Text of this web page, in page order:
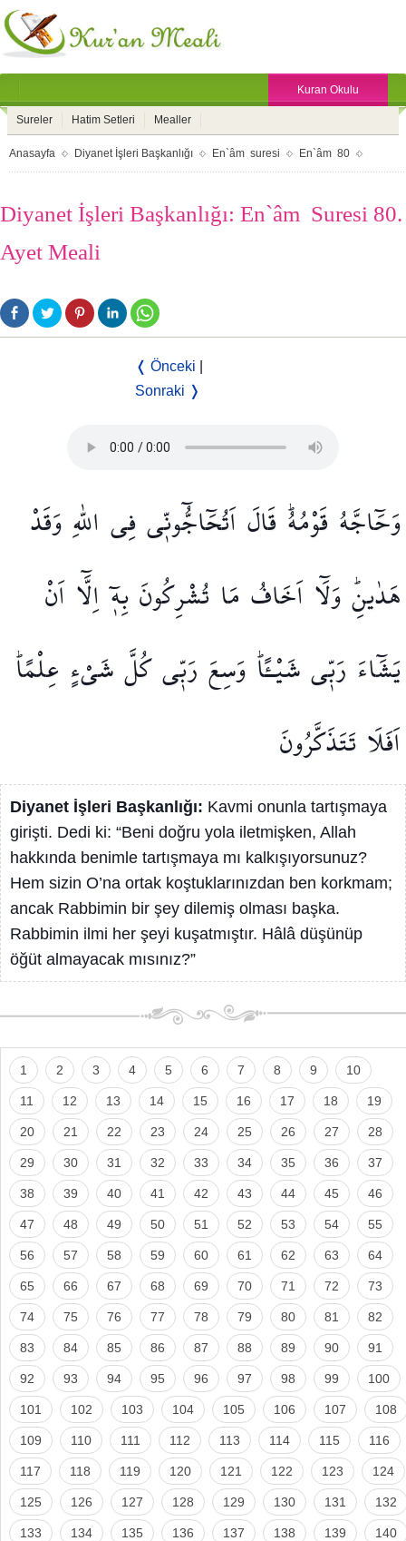
Kuran Okulu
Sureler Hatim Setleri Mealler
Anasayfa Diyanet İşleri Başkanlığı En`âm suresi En`âm 80
Diyanet İşleri Başkanlığı: En`âm Suresi 80.
Ayet Meali
❬ Önceki
Sonraki ❭
وَحَٓاجَّهُ قَوْمُهُۜ قَالَاَتُحَٓاجُّٓونّ۪يفِي اللّٰهِوَقَدْ
هَدٰينِۜوَلَٓا اَخَافُ مَا تُشْرِكُونَبِه۪ٓاِلَّٓا اَنْ
يَشَٓاءَ رَبّ۪يشَيْـًٔاۜ وَسِعَ رَبّ۪يكُلَّشَيْءٍ عِلْمًاۜ
اَفَلَا تَتَذَكَّرُونَ
Diyanet İşleri Başkanlığı: Kavmi onunla tartışmaya
girişti. Dedi ki: “Beni doğru yola iletmişken, Allah
hakkında benimle tartışmaya mı kalkışıyorsunuz?
Hem sizin O’na ortak koştuklarınızdan ben korkmam;
ancak Rabbimin bir şey dilemiş olması başka.
Rabbimin ilmi her şeyi kuşatmıştır. Hâlâ düşünüp
öğüt almayacak mısınız?”
1 2 3 4 5 6 7 8 9 10
11 12 13 14 15 16 17 18 19
20 21 22 23 24 25 26 27 28
29 30 31 32 33 34 35 36 37
38 39 40 41 42 43 44 45 46
47 48 49 50 51 52 53 54 55
56 57 58 59 60 61 62 63 64
65 66 67 68 69 70 71 72 73
74 75 76 77 78 79 80 81 82
83 84 85 86 87 88 89 90 91
92 93 94 95 96 97 98 99 100
101 102 103 104 105 106 107 108
109 110 111 112 113 114 115 116
117 118 119 120 121 122 123 124
125 126 127 128 129 130 131 132
133 134 135 136 137 138 139 140